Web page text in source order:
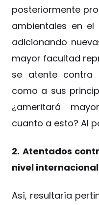
posteriormente
ambientales en el
adicionando
mayor facultad
se atente contra
como a sus
¿ameritará
cuanto a esto? Al
2. Atentados
nivel internacional
Así, resultaría